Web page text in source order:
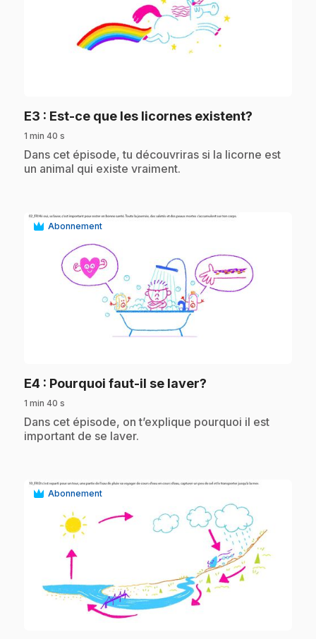
E3 : Est-ce que les licornes existent?
1 min 40 s
.Dans cet épisode, tu découvriras si la licorne est
un animal qui existe vraiment.
Abonnement
E4 : Pourquoi faut-il se laver?
1 min 40 s
.Dans cet épisode, on t’explique pourquoi il est
important de se laver.
Abonnement